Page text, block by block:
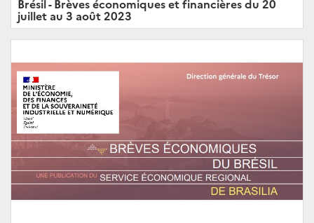
Brésil - Brèves économiques et financières du 20
juillet au 3 août 2023